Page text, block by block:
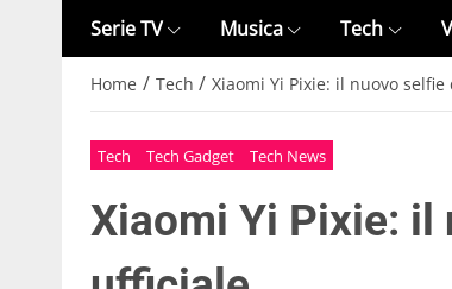
Serie TV Musica Tech
Home / Tech / Xiaomi Yi Pixie: il nuovo
Tech Tech Gadget Tech News
Xiaomi Yi Pixie: il